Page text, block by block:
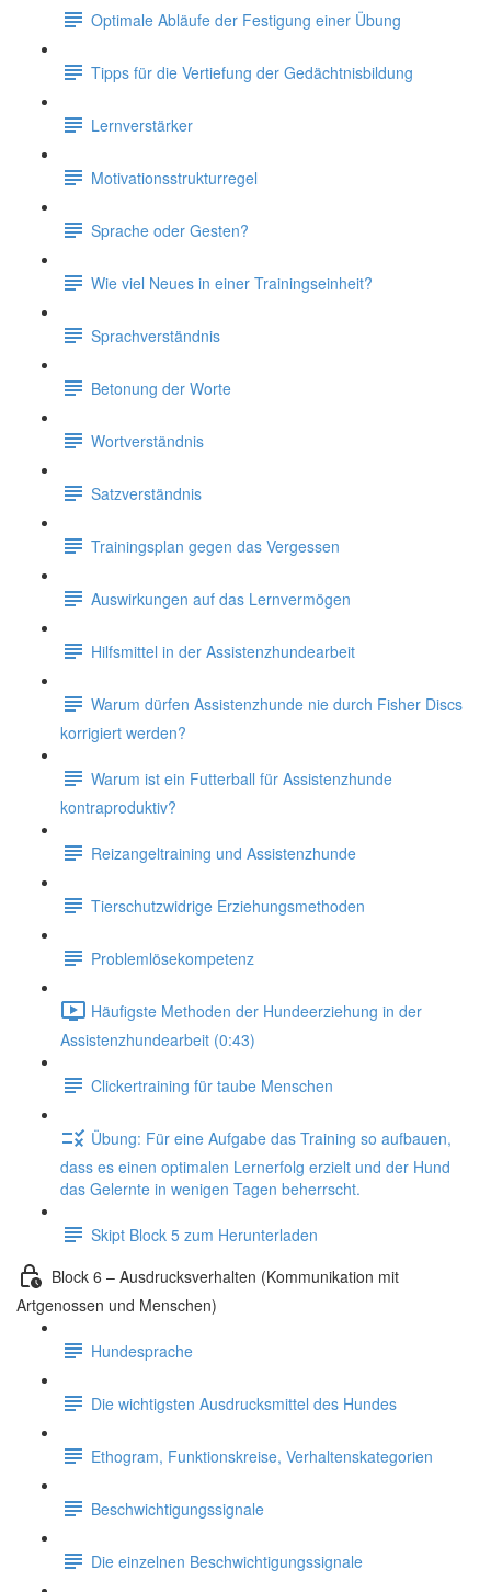
Optimale Abläufe der Festigung einer Übung
Tipps für die Vertiefung der Gedächtnisbildung
Lernverstärker
Motivationsstrukturregel
Sprache oder Gesten?
Wie viel Neues in einer Trainingseinheit?
Sprachverständnis
Betonung der Worte
Wortverständnis
Satzverständnis
Trainingsplan gegen das Vergessen
Auswirkungen auf das Lernvermögen
Hilfsmittel in der Assistenzhundearbeit
Warum dürfen Assistenzhunde nie durch Fisher Discs
korrigiert werden?
Warum ist ein Futterball für Assistenzhunde
kontraproduktiv?
Reizangeltraining und Assistenzhunde
Tierschutzwidrige Erziehungsmethoden
Problemlösekompetenz
Häufigste Methoden der Hundeerziehung in der
Assistenzhundearbeit (0:43)
Clickertraining für taube Menschen
Übung: Für eine Aufgabe das Training so aufbauen,
dass es einen optimalen Lernerfolg erzielt und der Hund
das Gelernte in wenigen Tagen beherrscht.
Skipt Block 5 zum Herunterladen
Block 6 – Ausdrucksverhalten (Kommunikation mit
Artgenossen und Menschen)
Hundesprache
Die wichtigsten Ausdrucksmittel des Hundes
Ethogram, Funktionskreise, Verhaltenskategorien
Beschwichtigungssignale
Die einzelnen Beschwichtigungssignale